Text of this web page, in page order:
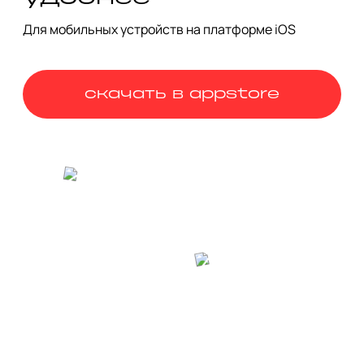
Вот такая интересная история у этого паркового и
дворцового комплекса. И пусть здесь никогда не жили
цари, зато это место по-настоящему любимо москвичами.
Для мобильных устройств на платформе iOS
скачать в appstore